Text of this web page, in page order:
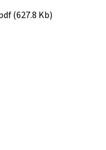
(627.8 Kb)